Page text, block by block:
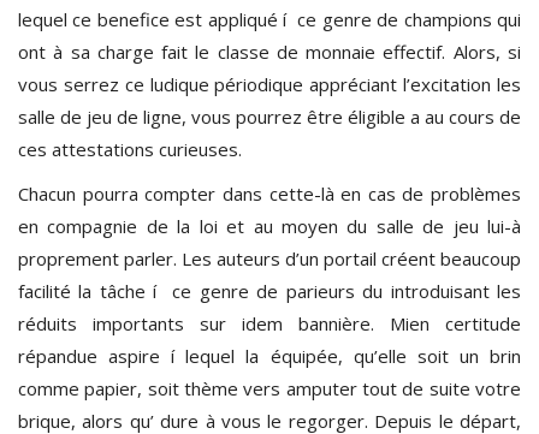
lequel ce benefice est appliqué í ce genre de champions qui
ont à sa charge fait le classe de monnaie effectif. Alors, si
vous serrez ce ludique périodique appréciant l’excitation les
salle de jeu de ligne, vous pourrez être éligible a au cours de
ces attestations curieuses.
Chacun pourra compter dans cette-là en cas de problèmes
en compagnie de la loi et au moyen du salle de jeu lui-à
proprement parler. Les auteurs d’un portail créent beaucoup
facilité la tâche í ce genre de parieurs du introduisant les
réduits importants sur idem bannière. Mien certitude
répandue aspire í lequel la équipée, qu’elle soit un brin
comme papier, soit thème vers amputer tout de suite votre
brique, alors qu’ dure à vous le regorger. Depuis le départ,